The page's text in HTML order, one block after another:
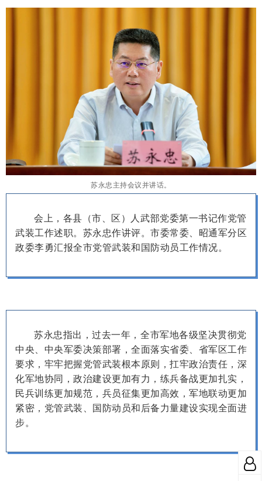
苏永忠主持会议并讲话。
会上，各县（市、区）人武部党委第一书记作党管
武装工作述职。苏永忠作讲评。市委常委、昭通军分区
政委李勇汇报全市党管武装和国防动员工作情况。
苏永忠指出，过去一年，全市军地各级坚决贯彻党
中央、中央军委决策部署，全面落实省委、省军区工作
要求，牢牢把握党管武装根本原则，扛牢政治责任，深
化军地协同，政治建设更加有力，练兵备战更加扎实，
民兵训练更加规范，兵员征集更加高效，军地联动更加
紧密，党管武装、国防动员和后备力量建设实现全面进
步。